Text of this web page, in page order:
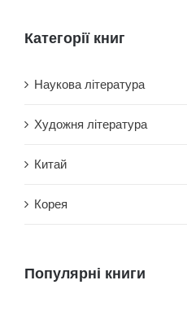
Категорії книг
Наукова література
Художня література
Китай
Корея
Популярні книги